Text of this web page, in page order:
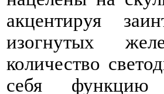
акцентируя
изогнутых
количество
себя функцию